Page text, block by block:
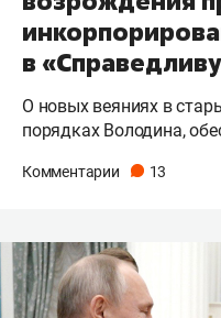
в
О новых веяниях в
порядках Володина,
Комментарии 13